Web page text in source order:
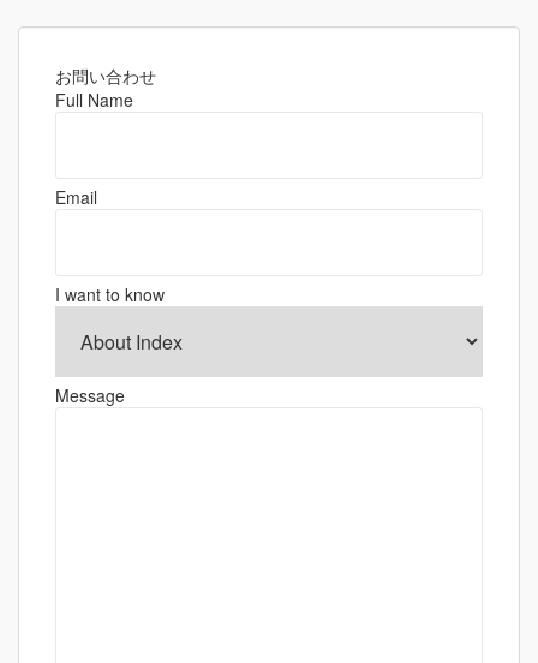
ナ
お問い合わせ
Full Name
Email
I want to know
Message